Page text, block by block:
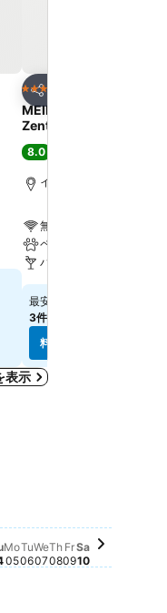
シェア
3 ホテルのランク
MEININGER Hotel
Zentrum
8.0
インスブルック, 街の中心
無料Wi-Fi
ペット可
バー
最安値
3件のサイト
料金を表示
表示
23
24
ありません
26
272829
September 30
October 01
October 02
October 03
October 04
19,720
Monday, October 05
￥24,462
Mo
05
Tuesday, October 06
￥26,833
Tu
06
Wednesday,
￥24,465
We
07
Thursday,
￥28,623
Th
08
Fr
09
Saturday,
￥29,200
Sa
10